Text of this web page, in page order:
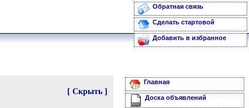
Обратная связь
Сделать стартовой
Добавить в избранное
[ Скрыть ]
Главная
Доска объявлений